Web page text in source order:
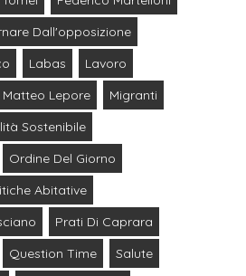
Dall'opposizione
Labas
Lavoro
Matteo Lepore
Migranti
Sostenibile
Ordine Del Giorno
Abitative
Prati Di Caprara
Question Time
Salute